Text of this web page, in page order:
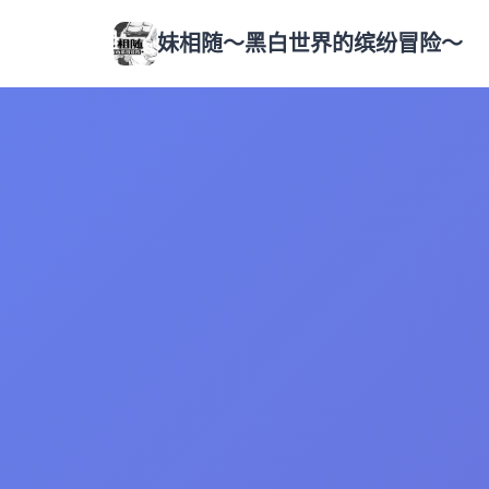
妹相随～黑白世界的缤纷冒险～